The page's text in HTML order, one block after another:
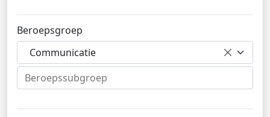
Beroepsgroep
Communicatie